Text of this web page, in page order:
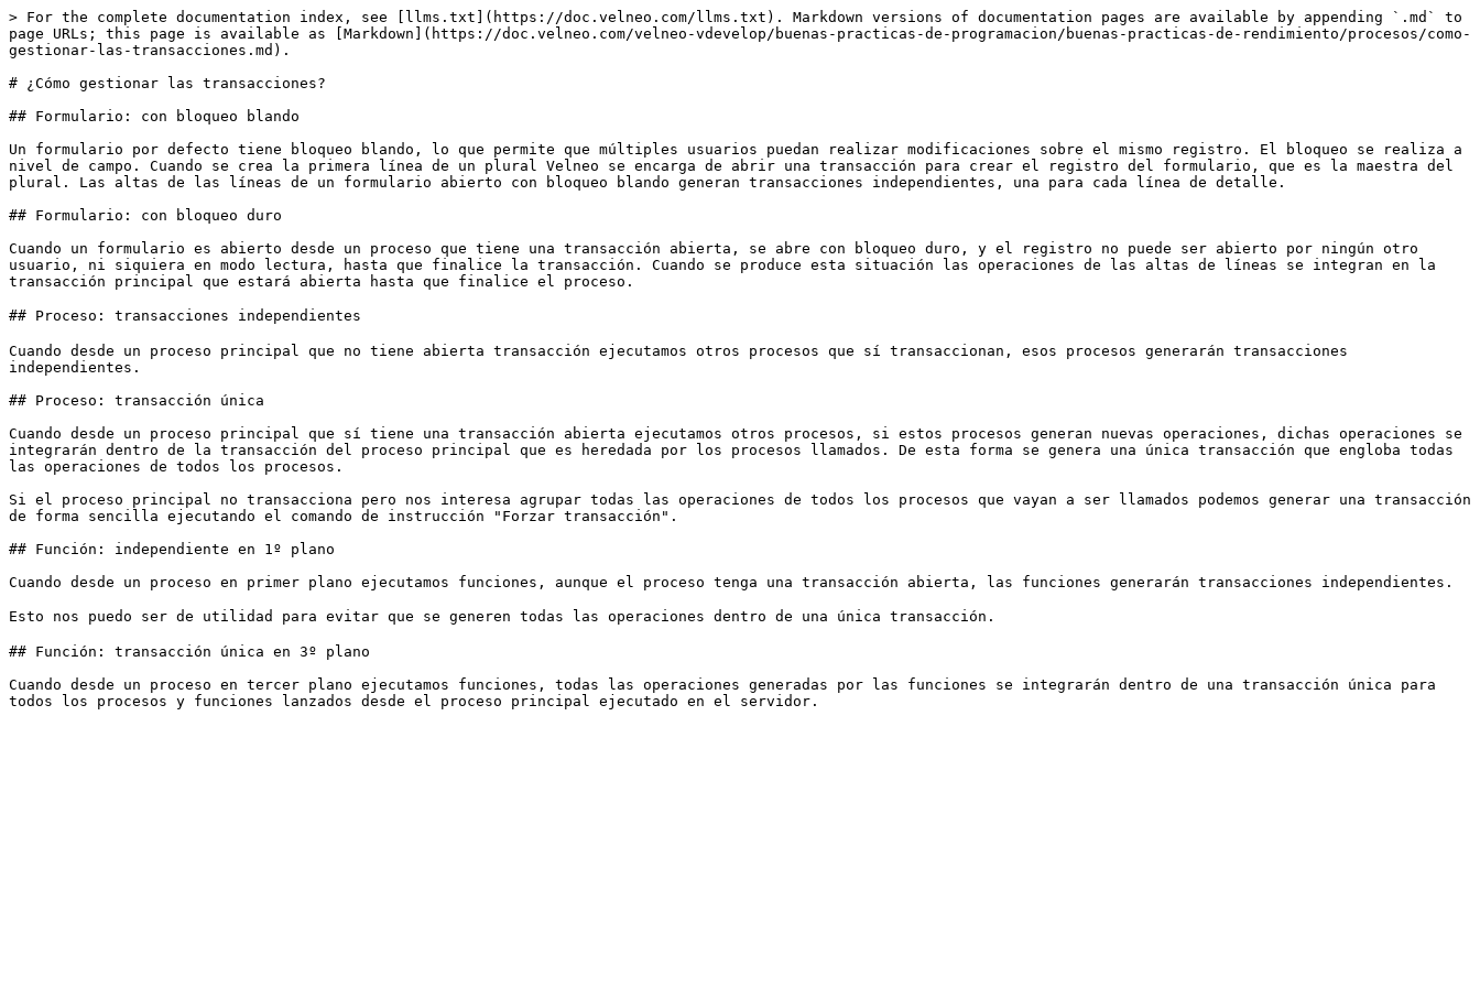
> For the complete documentation index, see [llms.txt](https://doc.velneo.com/llms.txt). Markdown versions of documentation pages are available by appending `.md` to
page URLs; this page is available as [Markdown](https://doc.velneo.com/velneo-vdevelop/buenas-practicas-de-programacion/buenas-practicas-de-rendimiento/procesos/como-
gestionar-las-transacciones.md).
# ¿Cómo gestionar las transacciones?
## Formulario: con bloqueo blando
Un formulario por defecto tiene bloqueo blando, lo que permite que múltiples usuarios puedan realizar modificaciones sobre el mismo registro. El bloqueo se realiza a
nivel de campo. Cuando se crea la primera línea de un plural Velneo se encarga de abrir una transacción para crear el registro del formulario, que es la maestra del
plural. Las altas de las líneas de un formulario abierto con bloqueo blando generan transacciones independientes, una para cada línea de detalle.
## Formulario: con bloqueo duro
Cuando un formulario es abierto desde un proceso que tiene una transacción abierta, se abre con bloqueo duro, y el registro no puede ser abierto por ningún otro
usuario, ni siquiera en modo lectura, hasta que finalice la transacción. Cuando se produce esta situación las operaciones de las altas de líneas se integran en la
transacción principal que estará abierta hasta que finalice el proceso.
## Proceso: transacciones independientes
Cuando desde un proceso principal que no tiene abierta transacción ejecutamos otros procesos que sí transaccionan, esos procesos generarán transacciones
independientes.
## Proceso: transacción única
Cuando desde un proceso principal que sí tiene una transacción abierta ejecutamos otros procesos, si estos procesos generan nuevas operaciones, dichas operaciones se
integrarán dentro de la transacción del proceso principal que es heredada por los procesos llamados. De esta forma se genera una única transacción que engloba todas
las operaciones de todos los procesos.
Si el proceso principal no transacciona pero nos interesa agrupar todas las operaciones de todos los procesos que vayan a ser llamados podemos generar una transacción
de forma sencilla ejecutando el comando de instrucción "Forzar transacción".
## Función: independiente en 1º plano
Cuando desde un proceso en primer plano ejecutamos funciones, aunque el proceso tenga una transacción abierta, las funciones generarán transacciones independientes.
Esto nos puedo ser de utilidad para evitar que se generen todas las operaciones dentro de una única transacción.
## Función: transacción única en 3º plano
Cuando desde un proceso en tercer plano ejecutamos funciones, todas las operaciones generadas por las funciones se integrarán dentro de una transacción única para